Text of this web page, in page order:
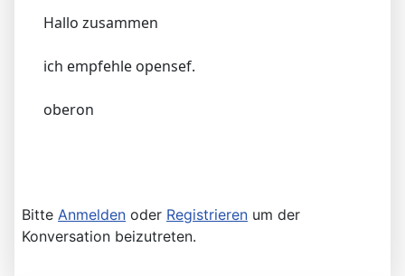
Hallo zusammen
ich empfehle opensef.
oberon
Bitte Anmelden oder Registrieren um der
Konversation beizutreten.